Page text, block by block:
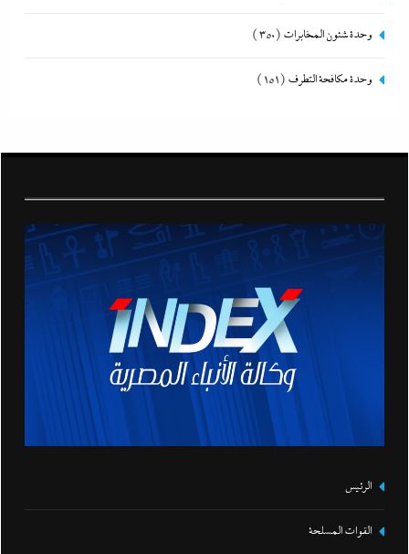
وحدة شئون المخابرات (350)
وحدة مكافحة التطرف (151)
الرئيس
القوات المسلحة